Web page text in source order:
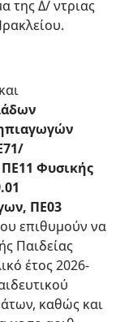
της Δ/ ντριας
Φυσικής
ΠΕ03
επιθυμούν να
Παιδείας
έτος 2026-
καθώς και